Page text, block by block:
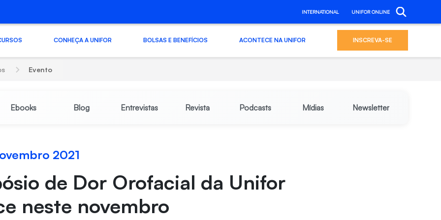
INTERNATIONAL UNIFOR ONLINE
CONHEÇA A UNIFOR BOLSAS E BENEFÍCIOS ACONTECE NA UNIFOR INSCREVA-SE
Evento
Ebooks Blog Entrevistas Revista Podcasts Mídias Newsletter
2021
de Dor Orofacial da Unifor
neste novembro